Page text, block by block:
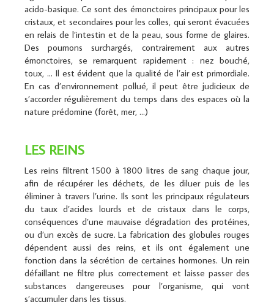
acido-basique. Ce sont des émonctoires principaux pour les
cristaux, et secondaires pour les colles, qui seront évacuées
en relais de l’intestin et de la peau, sous forme de glaires.
Des poumons surchargés, contrairement aux autres
émonctoires, se remarquent rapidement : nez bouché,
toux, … Il est évident que la qualité de l’air est primordiale.
En cas d’environnement pollué, il peut être judicieux de
s’accorder régulièrement du temps dans des espaces où la
nature prédomine (forêt, mer, …)
LES REINS
Les reins filtrent 1500 à 1800 litres de sang chaque jour,
afin de récupérer les déchets, de les diluer puis de les
éliminer à travers l’urine. Ils sont les principaux régulateurs
du taux d’acides lourds et de cristaux dans le corps,
conséquences d’une mauvaise dégradation des protéines,
ou d’un excès de sucre. La fabrication des globules rouges
dépendent aussi des reins, et ils ont également une
fonction dans la sécrétion de certaines hormones. Un rein
défaillant ne filtre plus correctement et laisse passer des
substances dangereuses pour l’organisme, qui vont
s’accumuler dans les tissus.